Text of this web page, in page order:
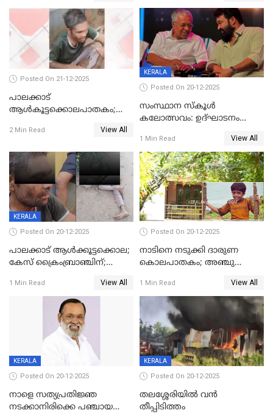
ശബരീ നന്ദനം
Posted On 21-12-2025
പാലക്കാട്‌
ആൾകൂട്ടക്കൊലപാതകം;
ഊർജ്ജിതമാക്കിമാക്കി
2 Min Read View All
KERALA
Posted On 20-12-2025
സംസ്ഥാന സ്കൂൾ
കലോത്സവം: ഉദ്ഘാടനം
മുഖ്യാതിഥിയായി
മോഹൻലാൽ
1 Min Read View All
KERALA
Posted On 20-12-2025
പാലക്കാട് ആൾക്കൂട്ടക്കൊല;
കേസ് ക്രൈംബ്രാഞ്ചിന്;
അന്വേഷിക്കും
1 Min Read View All
Posted On 20-12-2025
നാടിനെ നടുക്കി ദാരുണ
കൊലപാതകം; അഞ്ചു
കഴുത്തുഞെരിച്ച് കൊന്നു
1 Min Read View All
KERALA
Posted On 20-12-2025
നാളെ സത്യപ്രതിജ്ഞ
നടക്കാനിരിക്കെ പഞ്ചായത്ത്
KERALA
Posted On 20-12-2025
തലശ്ശേരിയിൽ വൻ
തീപ്പിടിത്തം